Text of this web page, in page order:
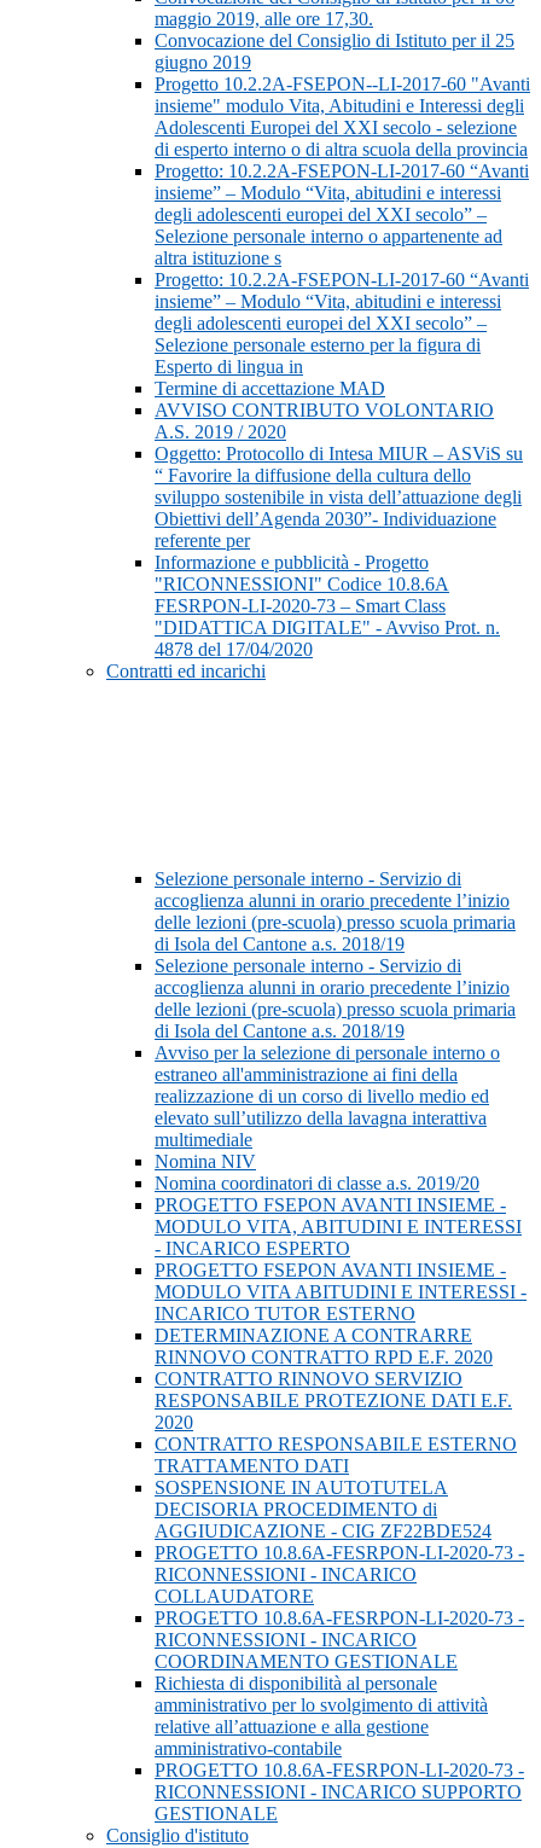
maggio 2019, alle ore 17,30.
Convocazione del Consiglio di Istituto per il 25
giugno 2019
Progetto 10.2.2A-FSEPON--LI-2017-60 "Avanti
insieme" modulo Vita, Abitudini e Interessi degli
Adolescenti Europei del XXI secolo - selezione
di esperto interno o di altra scuola della provincia
Progetto: 10.2.2A-FSEPON-LI-2017-60 “Avanti
insieme” – Modulo “Vita, abitudini e interessi
degli adolescenti europei del XXI secolo” –
Selezione personale interno o appartenente ad
altra istituzione s
Progetto: 10.2.2A-FSEPON-LI-2017-60 “Avanti
insieme” – Modulo “Vita, abitudini e interessi
degli adolescenti europei del XXI secolo” –
Selezione personale esterno per la figura di
Esperto di lingua in
Termine di accettazione MAD
AVVISO CONTRIBUTO VOLONTARIO
A.S. 2019 / 2020
Oggetto: Protocollo di Intesa MIUR – ASViS su
“ Favorire la diffusione della cultura dello
sviluppo sostenibile in vista dell’attuazione degli
Obiettivi dell’Agenda 2030”- Individuazione
referente per
Informazione e pubblicità - Progetto
"RICONNESSIONI" Codice 10.8.6A
FESRPON-LI-2020-73 – Smart Class
"DIDATTICA DIGITALE" - Avviso Prot. n.
4878 del 17/04/2020
Contratti ed incarichi
Selezione personale interno - Servizio di
accoglienza alunni in orario precedente l’inizio
delle lezioni (pre-scuola) presso scuola primaria
di Isola del Cantone a.s. 2018/19
Selezione personale interno - Servizio di
accoglienza alunni in orario precedente l’inizio
delle lezioni (pre-scuola) presso scuola primaria
di Isola del Cantone a.s. 2018/19
Avviso per la selezione di personale interno o
estraneo all'amministrazione ai fini della
realizzazione di un corso di livello medio ed
elevato sull’utilizzo della lavagna interattiva
multimediale
Nomina NIV
Nomina coordinatori di classe a.s. 2019/20
PROGETTO FSEPON AVANTI INSIEME -
MODULO VITA, ABITUDINI E INTERESSI
- INCARICO ESPERTO
PROGETTO FSEPON AVANTI INSIEME -
MODULO VITA ABITUDINI E INTERESSI -
INCARICO TUTOR ESTERNO
DETERMINAZIONE A CONTRARRE
RINNOVO CONTRATTO RPD E.F. 2020
CONTRATTO RINNOVO SERVIZIO
RESPONSABILE PROTEZIONE DATI E.F.
2020
CONTRATTO RESPONSABILE ESTERNO
TRATTAMENTO DATI
SOSPENSIONE IN AUTOTUTELA
DECISORIA PROCEDIMENTO di
AGGIUDICAZIONE - CIG ZF22BDE524
PROGETTO 10.8.6A-FESRPON-LI-2020-73 -
RICONNESSIONI - INCARICO
COLLAUDATORE
PROGETTO 10.8.6A-FESRPON-LI-2020-73 -
RICONNESSIONI - INCARICO
COORDINAMENTO GESTIONALE
Richiesta di disponibilità al personale
amministrativo per lo svolgimento di attività
relative all’attuazione e alla gestione
amministrativo-contabile
PROGETTO 10.8.6A-FESRPON-LI-2020-73 -
RICONNESSIONI - INCARICO SUPPORTO
GESTIONALE
Consiglio d'istituto